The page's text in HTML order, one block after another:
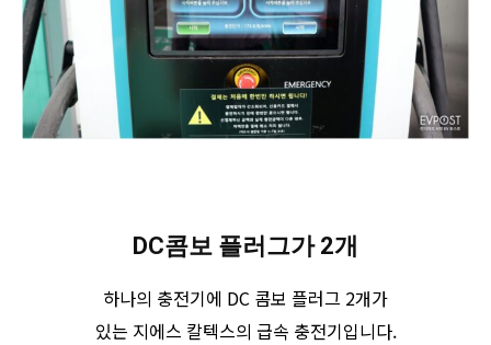
DC콤보 플러그가 2개
하나의 충전기에 DC 콤보 플러그 2개가
있는 지에스 칼텍스의 급속 충전기입니다.